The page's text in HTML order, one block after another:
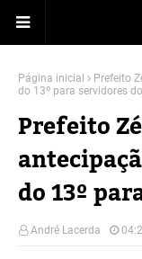
Página inicial
Prefeito
do 13º para servidores
Prefeito
do 13º
André Lacerda